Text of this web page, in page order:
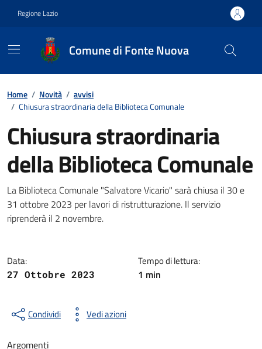
Regione Lazio
Comune di Fonte Nuova
Contenuti in evidenza
Home / Novità / avvisi
/ Chiusura straordinaria della Biblioteca Comunale
Chiusura straordinaria
della Biblioteca Comunale
Dettagli della notizia
La Biblioteca Comunale "Salvatore Vicario" sarà chiusa il 30 e
31 ottobre 2023 per lavori di ristrutturazione. Il servizio
riprenderà il 2 novembre.
Data:
27 Ottobre 2023
Tempo di lettura:
1 min
Condividi Vedi azioni
Argomenti